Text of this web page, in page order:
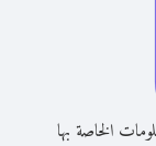
الخاصة بها